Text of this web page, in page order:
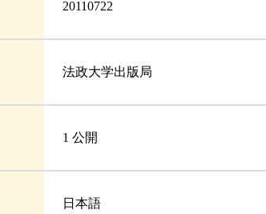
20110722
法政大学出版局
1 公開
日本語